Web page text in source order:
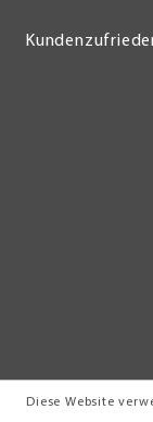
Diese Website